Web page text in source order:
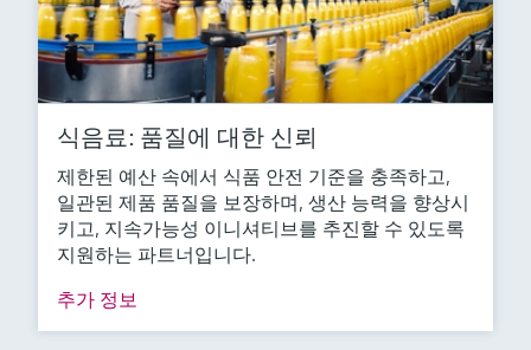
식음료: 품질에 대한 신뢰
제한된 예산 속에서 식품 안전 기준을 충족하고,
일관된 제품 품질을 보장하며, 생산 능력을 향상시
키고, 지속가능성 이니셔티브를 추진할 수 있도록
지원하는 파트너입니다.
추가 정보